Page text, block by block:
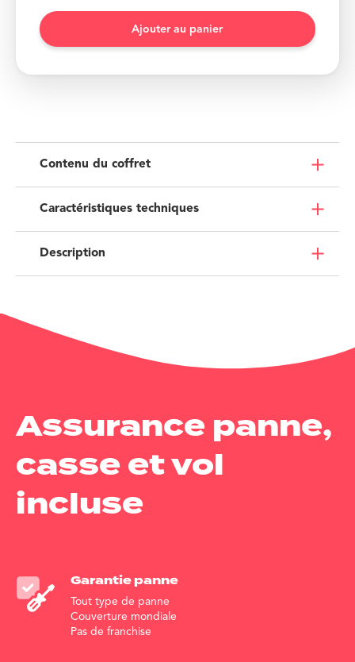
Contenu du coffret
Caractéristiques techniques
Description
Assurance panne,
casse et vol
incluse
Garantiepanne
Tout type de panne
Couverture mondiale
Pas de franchise